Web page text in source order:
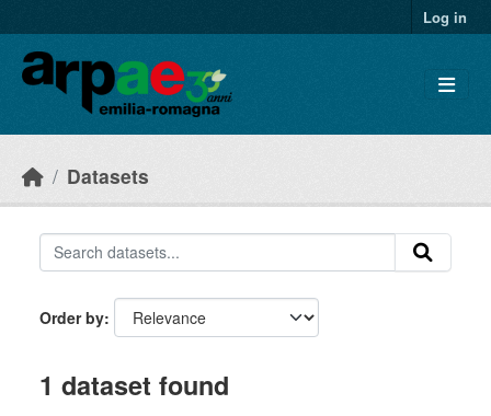
Log in
Datasets
Order by
1 dataset found